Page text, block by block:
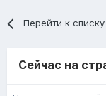
Перейти к
Сейчас на